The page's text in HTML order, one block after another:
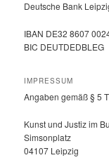
Deutsche Bank
IBAN DE32 8607
BIC DEUTDEDBLEG
IMPRESSUM
Angaben gemäß § 5
Kunst und Justiz im
Simsonplatz
04107 Leipzig